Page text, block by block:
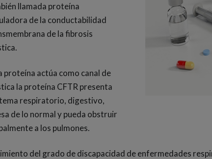
llamada proteína
de la conductabilidad
de la fibrosis
proteína actúa como canal de
la proteína CFTR presenta
respiratorio, digestivo,
de lo normal y pueda obstruir
a los pulmones.
del grado de discapacidad de enfermedades